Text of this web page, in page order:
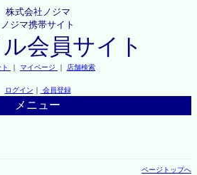
株式会社ノジマ
ノジマ携帯サイト
会員サイト
｜ マイページ ｜ 店舗検索
ログイン ｜ 会員登録
メニュー
ページトップへ